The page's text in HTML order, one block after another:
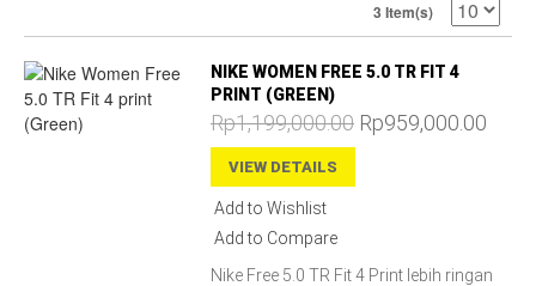
3 Item(s)
NIKE WOMEN FREE 5.0 TR FIT 4
PRINT (GREEN)
Rp1,199,000.00 Rp959,000.00
VIEW DETAILS
Add to Wishlist
Add to Compare
Nike Free 5.0 TR Fit 4 Print lebih ringan